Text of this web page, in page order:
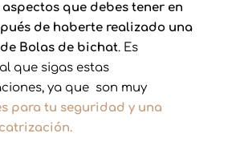
aspectos que debes tener en
de haberte realizado una
Bolas de bichat. Es
que sigas estas
ya que son muy
para tu seguridad y una